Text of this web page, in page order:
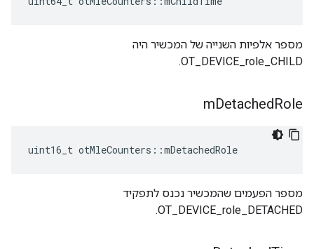
מספר אלפיות השנייה של המכשיר היה
OT_DEVICE_role_CHILD.
mDetachedRole
uint16_t otMleCounters ::mDetachedRole
מספר הפעמים שהמכשיר נכנס לתפקיד
OT_DEVICE_role_DETACHED.